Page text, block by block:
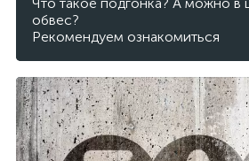
Что такое подгонка? А можно в
обвес?
Рекомендуем ознакомиться